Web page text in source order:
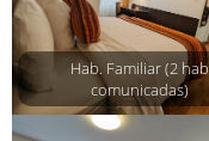
Hab. Familiar (2 hab
comunicadas)